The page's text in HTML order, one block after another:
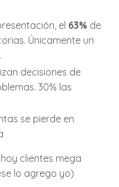
el 63% de
Únicamente un
decisiones de
30% las
se pierde en
clientes mega
lo agrego yo)